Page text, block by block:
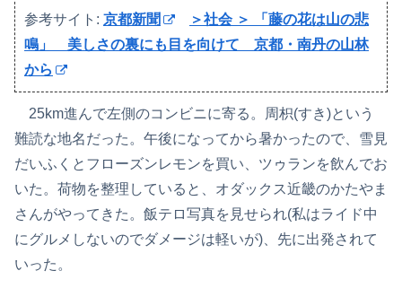
参考サイト: 京都新聞
＞社会 ＞ 「藤の花は山の悲
鳴」 美しさの裏にも目を向けて 京都・南丹の山林
から
25km進んで左側のコンビニに寄る。周枳(すき)という
難読な地名だった。午後になってから暑かったので、雪見
だいふくとフローズンレモンを買い、ツゥランを飲んでお
いた。荷物を整理していると、オダックス近畿のかたやま
さんがやってきた。飯テロ写真を見せられ(私はライド中
にグルメしないのでダメージは軽いが)、先に出発されて
いった。